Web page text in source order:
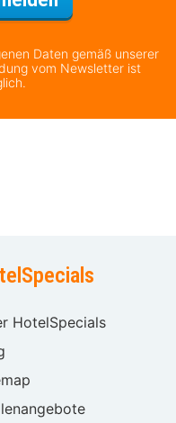
Daten gemäß unserer
vom Newsletter ist
HotelSpecials